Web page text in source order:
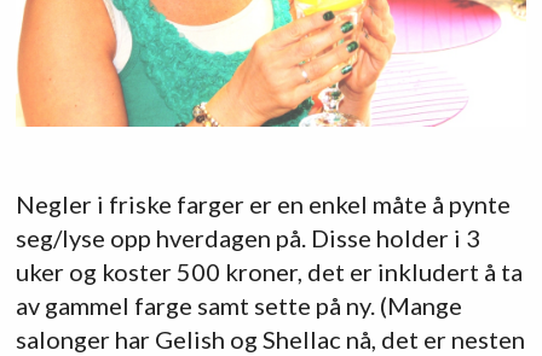
Negler i friske farger er en enkel måte å pynte
seg/lyse opp hverdagen på. Disse holder i 3
uker og koster 500 kroner, det er inkludert å ta
av gammel farge samt sette på ny. (Mange
salonger har Gelish og Shellac nå, det er nesten